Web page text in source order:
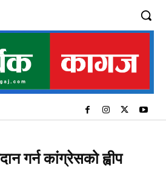
गर्न कांग्रेसको ह्वीप